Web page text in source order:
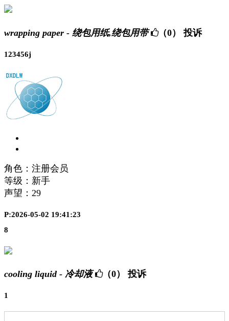
wrapping paper - 绕包用纸,绕包用带 （0） 投诉
123456j
角色：注册会员
等级：新手
声望： 29
P:2026-05-02 19:41:23
8
cooling liquid - 冷却液 （0） 投诉
1